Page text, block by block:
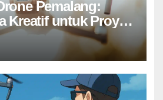
Pemalang:
Kreatif untuk Proyek
】